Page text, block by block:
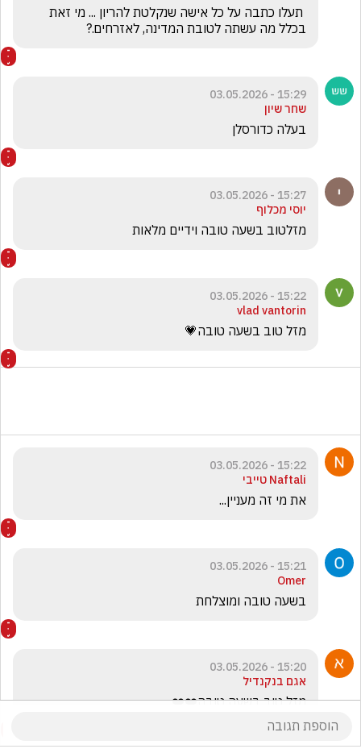
בכלל מה עשתה לטובת המדינה, לאזרחים.?
15:29 - 03.05.2026
שחר שיון
בעלה כדורסלן
15:27 - 03.05.2026
יוסי מכלוף
מזלטוב בשעה טובה וידיים מלאות
15:22 - 03.05.2026
vlad vantorin
מזל טוב בשעה טובה💗
15:22 - 03.05.2026
Naftali טייבי
את מי זה מעניין...
15:21 - 03.05.2026
Omer
בשעה טובה ומוצלחת
15:20 - 03.05.2026
אגם בנקנדיל
מזל טוב בשעה טובה❤️❤️